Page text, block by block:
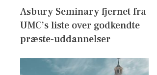
Asbury Seminary fjernet fra
UMC’s liste over godkendte
præste-uddannelser